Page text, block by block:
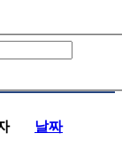
날짜